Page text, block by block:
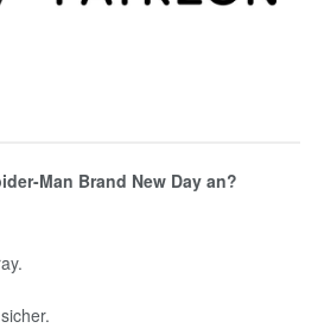
Man Brand New Day an?